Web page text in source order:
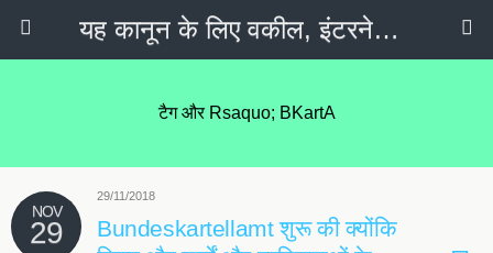
यह कानून के लिए वकील, इंटरनेट का कानून, गोपनीयता नीति & सोशल मीडिया
टैग और Rsaquo; BKartA
NOV
29
29/11/2018
Bundeskartellamt शुरू की क्योंकि